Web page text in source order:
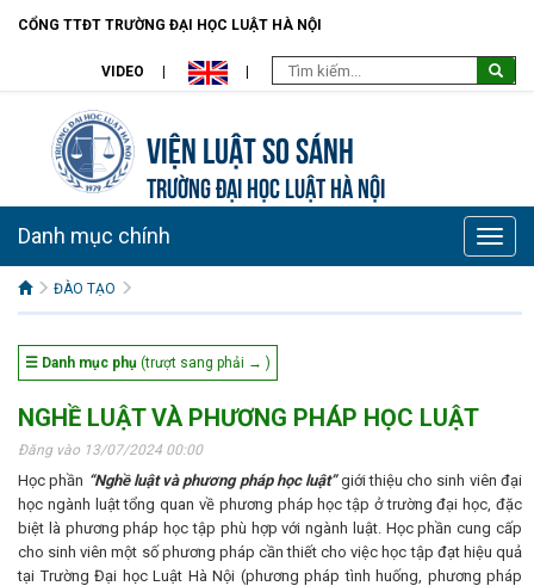
CỔNG TTĐT TRƯỜNG ĐẠI HỌC LUẬT HÀ NỘI
VIDEO
Viện Luật so sánh
TRƯỜNG ĐẠI HỌC LUẬT HÀ NỘI
Toggle
Danh mục chính
ĐÀO TẠO
☰ Danh mục phụ (trượt sang phải → )
NGHỀ LUẬT VÀ PHƯƠNG PHÁP HỌC LUẬT
Đăng vào 13/07/2024 00:00
Học phần “Nghề luật và phương pháp học luật”giới thiệu cho sinh viên đại
học ngành luật tổng quan về phương pháp học tập ở trường đại học, đặc
biệt là phương pháp học tập phù hợp với ngành luật. Học phần cung cấp
cho sinh viên một số phương pháp cần thiết cho việc học tập đạt hiệu quả
tại Trường Đại học Luật Hà Nội (phương pháp tình huống, phương pháp